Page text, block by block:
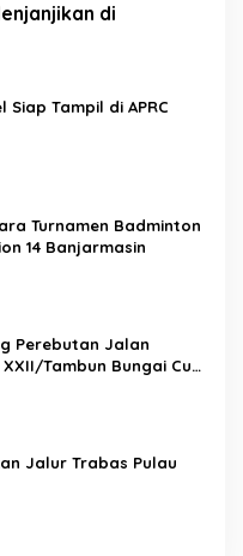
di
Siap Tampil di APRC
Turnamen Badminton
14 Banjarmasin
Perebutan Jalan
Tambun Bungai Cup
Jalur Trabas Pulau